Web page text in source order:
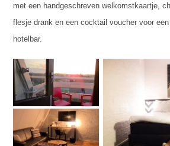
met een handgeschreven welkomstkaartje,
flesje drank en een cocktail voucher voor
hotelbar.